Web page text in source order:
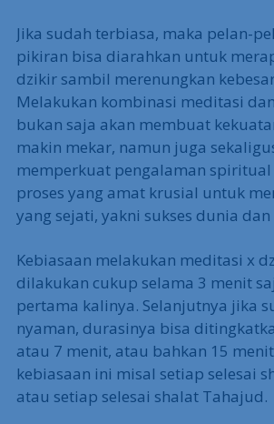
Jika sudah terbiasa, maka pelan-
pikiran bisa diarahkan untuk
dzikir sambil merenungkan
Melakukan kombinasi meditasi
bukan saja akan membuat
makin mekar, namun juga
memperkuat pengalaman spiritual
proses yang amat krusial untuk
yang sejati, yakni sukses dunia dan
Kebiasaan melakukan meditasi x
dilakukan cukup selama 3 menit
pertama kalinya. Selanjutnya jika
nyaman, durasinya bisa
atau 7 menit, atau bahkan 15
kebiasaan ini misal setiap selesai
atau setiap selesai shalat Tahajud.